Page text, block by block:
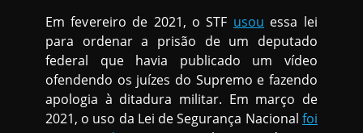
Em fevereiro de 2021, o STF usou essa lei
para ordenar a prisão de um deputado
federal que havia publicado um vídeo
ofendendo os juízes do Supremo e fazendo
apologia à ditadura militar. Em março de
2021, o uso da Lei de Segurança Nacional foi